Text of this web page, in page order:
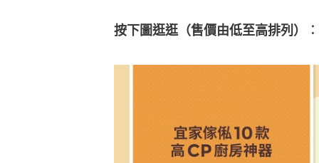
按下圖逛逛（售價由低至高排列）︰